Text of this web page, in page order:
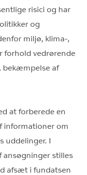
risici og har
og
miljø, klima-,
forhold vedrørende
bekæmpelse af
at forberede en
informationer om
uddelinger. I
ansøgninger stilles
afsæt i fundatsen